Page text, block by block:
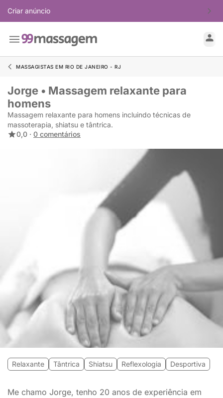
Criar anúncio
MASSAGISTAS EM RIO DE JANEIRO - RJ
Jorge • Massagem relaxante para
homens
Massagem relaxante para homens incluindo técnicas de
massoterapia, shiatsu e tântrica.
0,0 · 0 comentários
Relaxante Tântrica Shiatsu Reflexologia Desportiva
Me chamo Jorge, tenho 20 anos de experiência em